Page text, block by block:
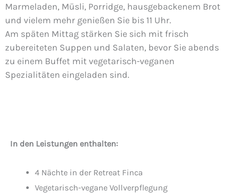
Marmeladen, Müsli, Porridge, hausgebackenem Brot
und vielem mehr genießen Sie bis 11 Uhr.
Am späten Mittag stärken Sie sich mit frisch
zubereiteten Suppen und Salaten, bevor Sie abends
zu einem Buffet mit vegetarisch-veganen
Spezialitäten eingeladen sind.
In den Leistungen enthalten:
4 Nächte in der Retreat Finca
Vegetarisch-vegane Vollverpflegung